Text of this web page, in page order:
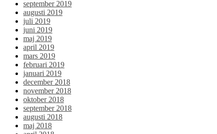
september 2019
augusti 2019
juli 2019
juni 2019
maj 2019
april 2019
mars 2019
februari 2019
januari 2019
december 2018
november 2018
oktober 2018
september 2018
augusti 2018
maj 2018